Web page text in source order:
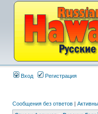
Вход Регистрация
Сообщения без ответов |